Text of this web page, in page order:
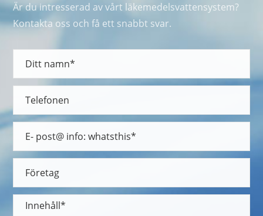
Är du intresserad av vårt läkemedelsvattensystem?
Kontakta oss och få ett snabbt svar.